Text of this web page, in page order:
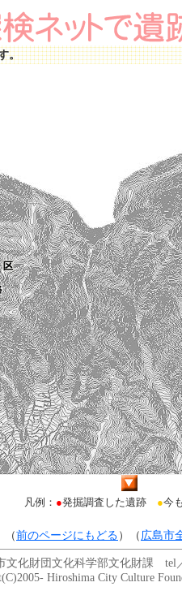
。
凡例： ●発掘調査した遺跡 ●今
（前のページにもどる）（広島市
文化財団文化科学部文化財課 tel
Hiroshima City Culture